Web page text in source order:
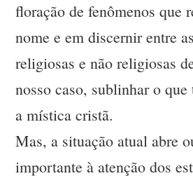
floração de fenômenos que
nome e em discernir entre
religiosas e não religiosas
nosso caso, sublinhar o
a mística cristã.
Mas, a situação atual abre
importante à atenção dos